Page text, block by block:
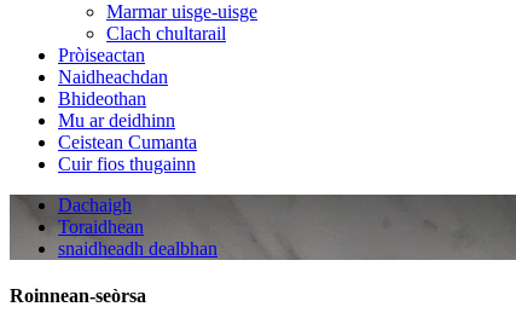
Marmar uisge-uisge
Clach chultarail
Pròiseactan
Naidheachdan
Bhideothan
Mu ar deidhinn
Ceistean Cumanta
Cuir fios thugainn
Dachaigh
Toraidhean
snaidheadh ​​​​​​dealbhan
Roinnean-seòrsa